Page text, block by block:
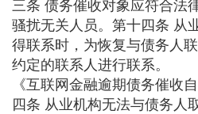
骚扰无关人员。第十四条 从
得联系时，为恢复与债务人
约定的联系人进行联系。
《互联网金融逾期债务催收
四条 从业机构无法与债务人